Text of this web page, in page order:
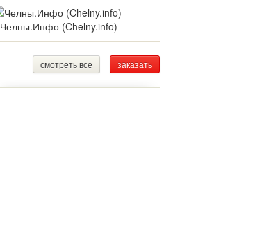
Челны.Инфо (Chelny.info)
смотреть все заказать